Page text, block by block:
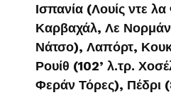
Ισπανία (Λουίς ντε
Καρβαχάλ, Λε
Νάτσο), Λαπόρτ,
Ρουίθ (102’ λ.τρ.
Φεράν Τόρες), Πέδρι